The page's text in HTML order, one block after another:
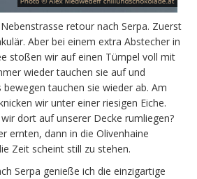
retour nach Serpa. Zuerst
Aber bei einem extra Abstecher in
stoßen wir auf einen Tümpel voll mit
wieder tauchen sie auf und
bewegen tauchen sie wieder ab. Am
wir unter einer riesigen Eiche.
dort auf unserer Decke rumliegen?
ernten, dann in die Olivenhaine
Zeit scheint still zu stehen.
Serpa genieße ich die einzigartige